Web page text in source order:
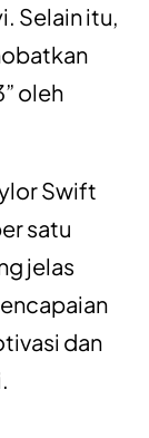
Selain itu,
oleh
Swift
satu
jelas
dan